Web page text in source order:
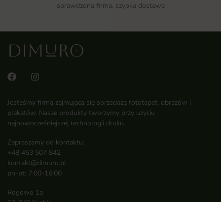
sprawdzona firma, szybka dostawa
Jesteśmy firmą zajmującą się sprzedażą fototapet, obrazów i
plakatów. Nasze produkty tworzymy przy użyciu
najnowocześniejszej technologii druku.
Zapraszamy do kontaktu:
+48 453 507 842
kontakt@dimuro.pl
pn-pt: 7:00-16:00
Rogowo 1a